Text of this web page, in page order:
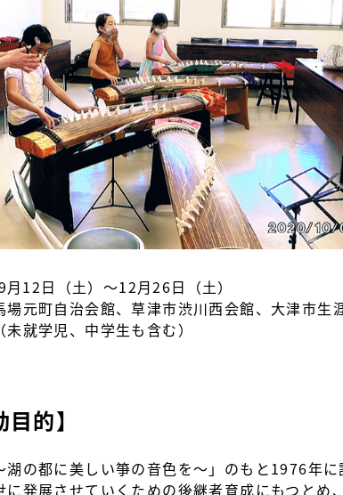
12日（土）～12月26日（土）
元町自治会館、草津市渋川西会館、大津市生
就学児、中学生も含む）
的】
湖の都に美しい箏の音色を〜」のもと1976年
に発展させていくための後継者育成にもつと